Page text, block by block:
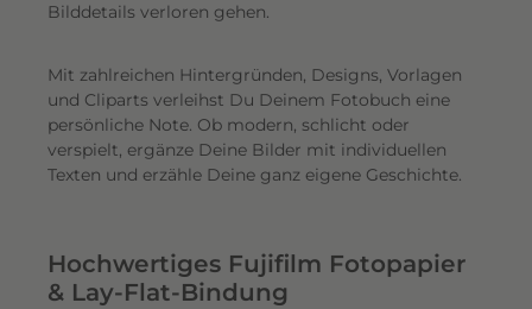
Bilddetails verloren gehen.
Mit zahlreichen Hintergründen, Designs, Vorlagen
und Cliparts verleihst Du Deinem Fotobuch eine
persönliche Note. Ob modern, schlicht oder
verspielt, ergänze Deine Bilder mit individuellen
Texten und erzähle Deine ganz eigene Geschichte.
Hochwertiges Fujifilm Fotopapier
& Lay-Flat-Bindung